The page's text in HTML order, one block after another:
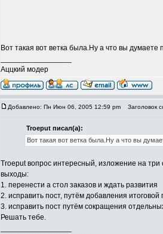
Вот такая вот ветка была.Ну а что вы думаете
Аццкий модер
Добавлено: Пн Июн 06, 2005 12:59 pm Заголовок
Troeput писал(а):
Вот такая вот ветка была.Ну а что вы
Troeput вопрос интересный, изложение на
выходы:
1. перенести а стол заказов и ждать развития
2. исправить пост, путём добавления
3. исправить пост путём сокращения
Решать тебе.